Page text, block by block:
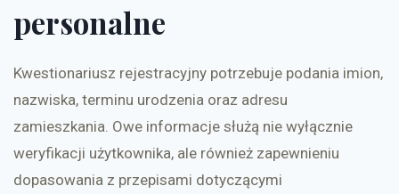
personalne
Kwestionariusz rejestracyjny potrzebuje podania imion,
nazwiska, terminu urodzenia oraz adresu
zamieszkania. Owe informacje służą nie wyłącznie
weryfikacji użytkownika, ale również zapewnieniu
dopasowania z przepisami dotyczącymi